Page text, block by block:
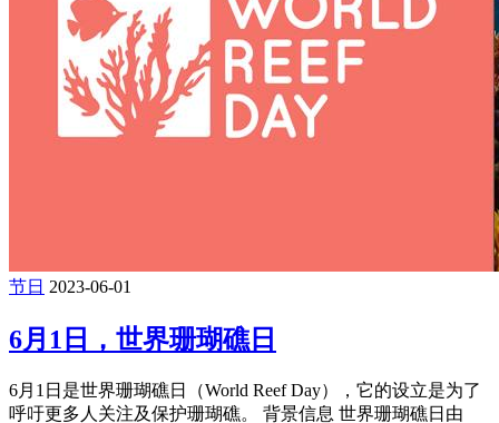
节日 2023-06-01
6月1日，世界珊瑚礁日
6月1日是世界珊瑚礁日（World Reef Day），它的设立是为了
呼吁更多人关注及保护珊瑚礁。 背景信息 世界珊瑚礁日由